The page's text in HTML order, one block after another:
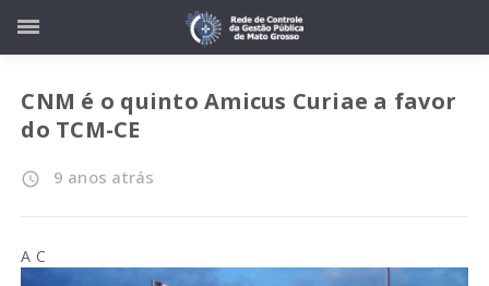
CNM é o quinto Amicus Curiae a favor
do TCM-CE
access_time 9 anos atrás
A C